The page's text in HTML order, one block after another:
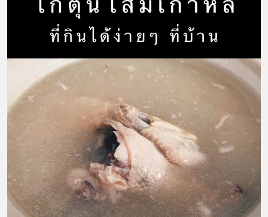
english.in.th/event/inspire-english-
x-ด-ดล-blog-mrtharadhol-แคมเปญ
พิเศษ/ ติดต่อสอบถามคอร์สเรียนเพิ่ม
#เรียนรู้ผ่านการใช้จริง #มากกว่าการ
เรียนภาษา #InspireEnglish